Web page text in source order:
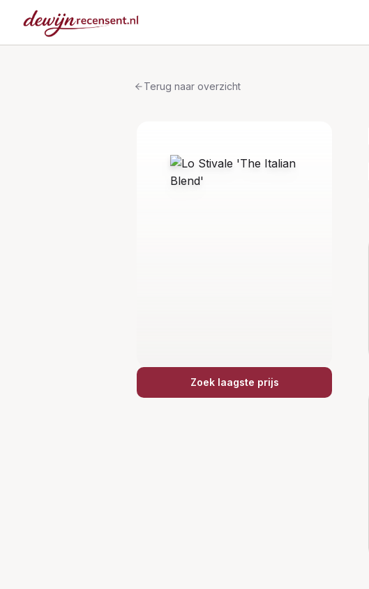
Terug naar overzicht
Zoek laagste prijs